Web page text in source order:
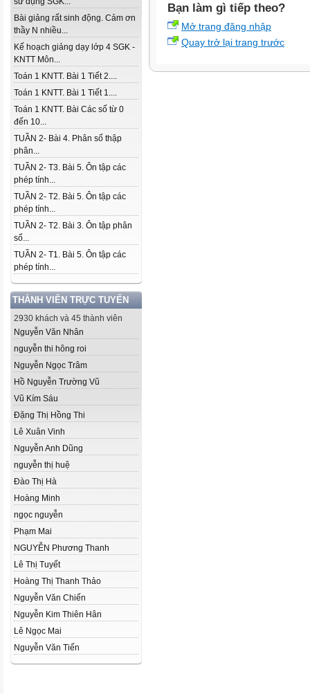
Bài giảng rất sinh động. Cảm ơn
thầy N nhiều...
Kế hoạch giảng dạy lớp 4 SGK -
KNTT Môn...
Toán 1 KNTT. Bài 1 Tiết 2....
Toán 1 KNTT. Bài 1 Tiết 1....
Toán 1 KNTT. Bài Các số từ 0
đến 10...
TUẦN 2- Bài 4. Phân số thập
phân...
TUẦN 2- T3. Bài 5. Ôn tập các
phép tính...
TUẦN 2- T2. Bài 5. Ôn tập các
phép tính...
TUẦN 2- T2. Bài 3. Ôn tập phân
số...
TUẦN 2- T1. Bài 5. Ôn tập các
phép tính...
THÀNH VIÊN TRỰC TUYẾN
2930 khách và 45 thành viên
Nguyễn Văn Nhân
nguyễn thi hông roi
Nguyễn Ngọc Trâm
Hồ Nguyễn Trường Vũ
Vũ Kím Sáu
Đặng Thị Hồng Thi
Lê Xuân Vinh
Nguyễn Anh Dũng
nguyễn thị huệ
Đào Thị Hà
Hoàng Minh
ngọc nguyễn
Phạm Mai
NGUYỄN Phương Thanh
Lê Thị Tuyết
Hoàng Thị Thanh Thảo
Nguyễn Văn Chiến
Nguyễn Kim Thiên Hân
Lê Ngọc Mai
Nguyễn Văn Tiến
Bạn làm gì tiếp theo?
Mở trang đăng nhập
Quay trở lại trang trước